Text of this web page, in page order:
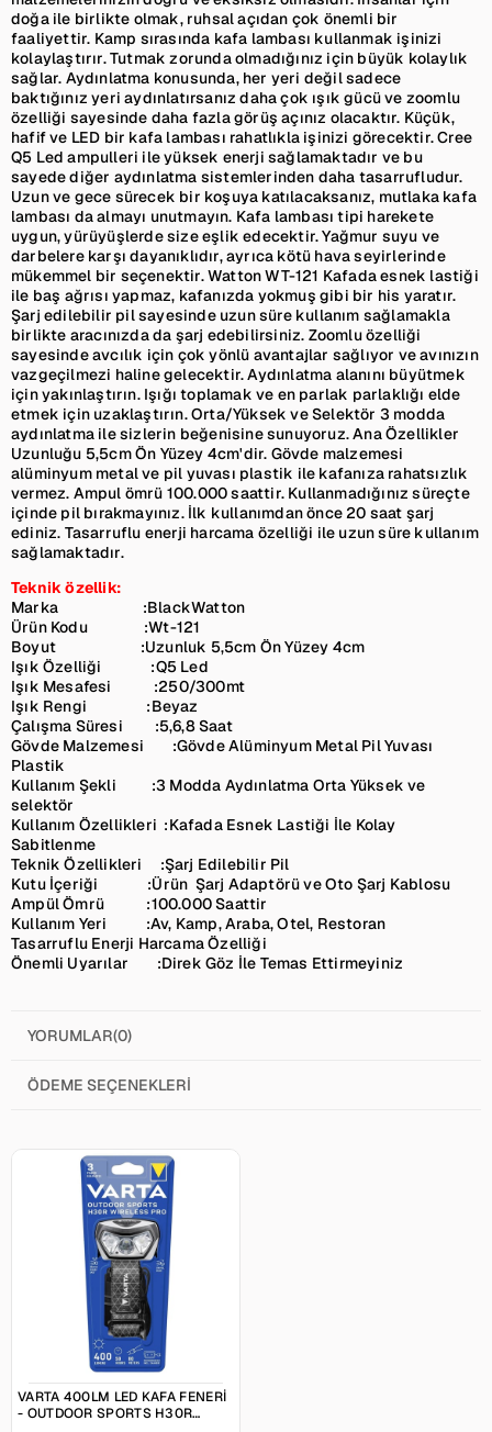
doğa ile birlikte olmak, ruhsal açıdan çok önemli bir
faaliyettir. Kamp sırasında kafa lambası kullanmak işinizi
kolaylaştırır. Tutmak zorunda olmadığınız için büyük kolaylık
sağlar. Aydınlatma konusunda, her yeri değil sadece
baktığınız yeri aydınlatırsanız daha çok ışık gücü ve zoomlu
özelliği sayesinde daha fazla görüş açınız olacaktır. Küçük,
hafif ve LED bir kafa lambası rahatlıkla işinizi görecektir. Cree
Q5 Led ampulleri ile yüksek enerji sağlamaktadır ve bu
sayede diğer aydınlatma sistemlerinden daha tasarrufludur.
Uzun ve gece sürecek bir koşuya katılacaksanız, mutlaka kafa
lambası da almayı unutmayın. Kafa lambası tipi harekete
uygun, yürüyüşlerde size eşlik edecektir. Yağmur suyu ve
darbelere karşı dayanıklıdır, ayrıca kötü hava seyirlerinde
mükemmel bir seçenektir. Watton WT-121 Kafada esnek lastiği
ile baş ağrısı yapmaz, kafanızda yokmuş gibi bir his yaratır.
Şarj edilebilir pil sayesinde uzun süre kullanım sağlamakla
birlikte aracınızda da şarj edebilirsiniz. Zoomlu özelliği
sayesinde avcılık için çok yönlü avantajlar sağlıyor ve avınızın
vazgeçilmezi haline gelecektir. Aydınlatma alanını büyütmek
için yakınlaştırın. Işığı toplamak ve en parlak parlaklığı elde
etmek için uzaklaştırın. Orta/Yüksek ve Selektör 3 modda
aydınlatma ile sizlerin beğenisine sunuyoruz. Ana Özellikler
Uzunluğu 5,5cm Ön Yüzey 4cm'dir. Gövde malzemesi
alüminyum metal ve pil yuvası plastik ile kafanıza rahatsızlık
vermez. Ampul ömrü 100.000 saattir. Kullanmadığınız süreçte
içinde pil bırakmayınız. İlk kullanımdan önce 20 saat şarj
ediniz. Tasarruflu enerji harcama özelliği ile uzun süre kullanım
sağlamaktadır.
Teknik özellik:
Marka :BlackWatton
Ürün Kodu :Wt-121
Boyut :Uzunluk 5,5cm Ön Yüzey 4cm
Işık Özelliği :Q5 Led
Işık Mesafesi :250/300mt
Işık Rengi :Beyaz
Çalışma Süresi :5,6,8 Saat
Gövde Malzemesi :Gövde Alüminyum Metal Pil Yuvası
Plastik
Kullanım Şekli :3 Modda Aydınlatma Orta Yüksek ve
selektör
Kullanım Özellikleri :Kafada Esnek Lastiği İle Kolay
Sabitlenme
Teknik Özellikleri :Şarj Edilebilir Pil
Kutu İçeriği :Ürün Şarj Adaptörü ve Oto Şarj Kablosu
Ampül Ömrü :100.000 Saattir
Kullanım Yeri :Av, Kamp, Araba, Otel, Restoran
Tasarruflu Enerji Harcama Özelliği
Önemli Uyarılar :Direk Göz İle Temas Ettirmeyiniz
YORUMLAR(0)
ÖDEME SEÇENEKLERI
VARTA 400LM LED KAFA FENERI
- OUTDOOR SPORTS H30R